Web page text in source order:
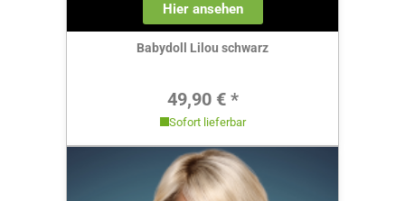
Hier ansehen
Babydoll Lilou schwarz
Regulärer Preis:
49,90 € *
Sofort lieferbar